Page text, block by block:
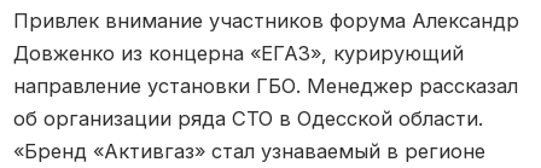
Привлек внимание участников форума Александр
Довженко из концерна «ЕГАЗ», курирующий
направление установки ГБО. Менеджер рассказал
об организации ряда СТО в Одесской области.
«Бренд «Активгаз» стал узнаваемый в регионе